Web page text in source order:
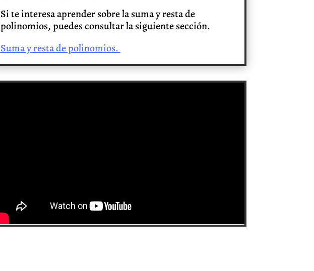
Si te interesa aprender sobre la suma y resta de
polinomios, puedes consultar la siguiente sección.
Suma y resta de polinomios.